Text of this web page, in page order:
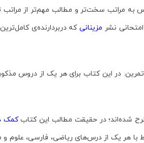
به مراتب سخت‌تر و مطالب مهم‌تر از
نشر مزینانیکه دربردارنده‌ی
در این کتاب برای هر یک از دروس
شده‌اند؛ در حقیقت مطالب این کتابکمک
هر یک از درس‌های ریاضی، فارسی، علوم و